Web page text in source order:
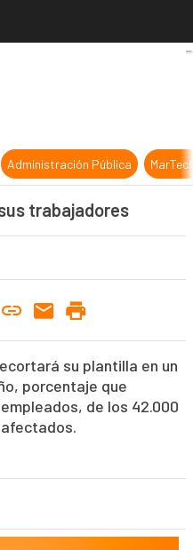
al 2% de sus
Administración Pública
trabajadores
su plantilla en un
porcentaje que
de los 42.000